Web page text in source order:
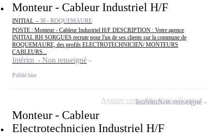
Monteur - Cableur Industriel H/F
INITIAL - 30 - ROQUEMAURE
POSTE : Monteur - Cableur Industriel H/F DESCRIPTION : Votre agence
INITIAL RH SORGUES recrute pour l'un de ses clients sur la commune de
ROQUEMAURE, des profils ELECTROTECHNICIEN/ MONTEURS
CABLEURS...
Intérim - Non renseigné
Publié hier
Monteur - Cableur
Electrotechnicien Industriel H/F
IntérimNon renseigné
Ajouter cette offre à ma sélection